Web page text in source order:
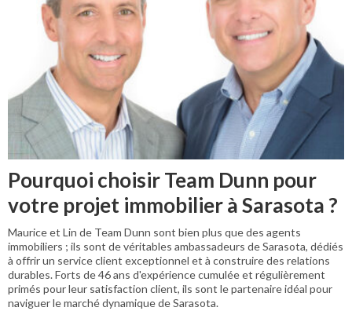
Pourquoi choisir Team Dunn pour
votre projet immobilier à Sarasota ?
Maurice et Lin de Team Dunn sont bien plus que des agents
immobiliers ; ils sont de véritables ambassadeurs de Sarasota, dédiés
à offrir un service client exceptionnel et à construire des relations
durables. Forts de 46 ans d'expérience cumulée et régulièrement
primés pour leur satisfaction client, ils sont le partenaire idéal pour
naviguer le marché dynamique de Sarasota.